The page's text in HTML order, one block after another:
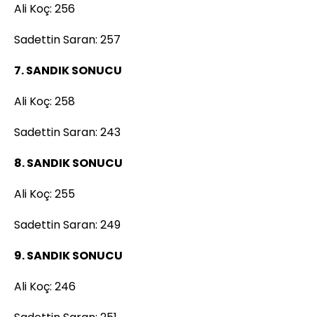
Ali Koç: 256
Sadettin Saran: 257
7. SANDIK SONUCU
Ali Koç: 258
Sadettin Saran: 243
8. SANDIK SONUCU
Ali Koç: 255
Sadettin Saran: 249
9. SANDIK SONUCU
Ali Koç: 246